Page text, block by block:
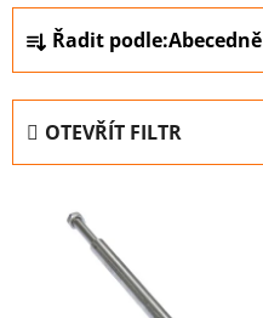
Ř
a
z
n
Řadit podle:Abecedně
OTEVŘÍT FILTR